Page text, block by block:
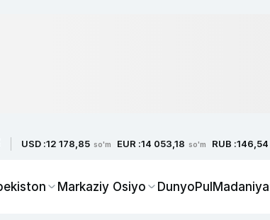
USD :12 178,85 so'm EUR :14 053,18 so'm RUB :146,54
Markaziy Osiyo DunyoPul